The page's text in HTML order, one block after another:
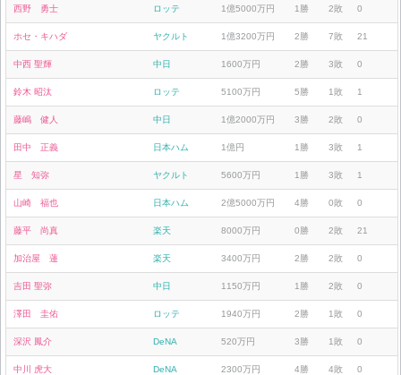
西野 勇士 ロッテ 1億5000万円 1勝 2敗 0
ホセ・キハダ ヤクルト 1億3200万円 2勝 7敗 21
中西 聖輝 中日 1600万円 2勝 3敗 0
鈴木 昭汰 ロッテ 5100万円 5勝 1敗 1
藤嶋 健人 中日 1億2000万円 3勝 2敗 0
田中 正義 日本ハム 1億円 1勝 3敗 1
星 知弥 ヤクルト 5600万円 1勝 3敗 1
山崎 福也 日本ハム 2億5000万円 4勝 0敗 0
藤平 尚真 楽天 8000万円 0勝 2敗 21
加治屋 蓮 楽天 3400万円 2勝 2敗 0
吉田 聖弥 中日 1150万円 1勝 2敗 0
澤田 圭佑 ロッテ 1940万円 2勝 1敗 0
深沢 鳳介 DeNA 520万円 3勝 1敗 0
中川 虎大 DeNA 2300万円 4勝 4敗 0